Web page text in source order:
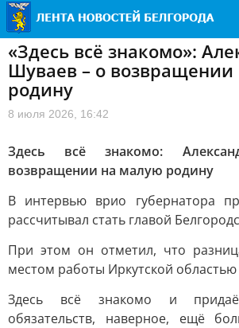
«Здесь всё знакомо»:
Шуваев – о
родину
8 июля 2026, 16:42
Здесь всё знакомо:
возвращении на малую родину
В интервью врио губернатора
рассчитывал стать главой
При этом он отметил, что
местом работы Иркутской
Здесь всё знакомо и
обязательств, наверное, ещё